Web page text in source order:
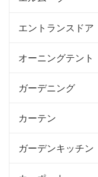
エントランスドア
オーニングテント
ガーデニング
カーテン
ガーデンキッチン